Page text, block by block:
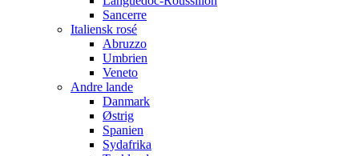
Sancerre
Italiensk rosé
Abruzzo
Umbrien
Veneto
Andre lande
Danmark
Østrig
Spanien
Sydafrika